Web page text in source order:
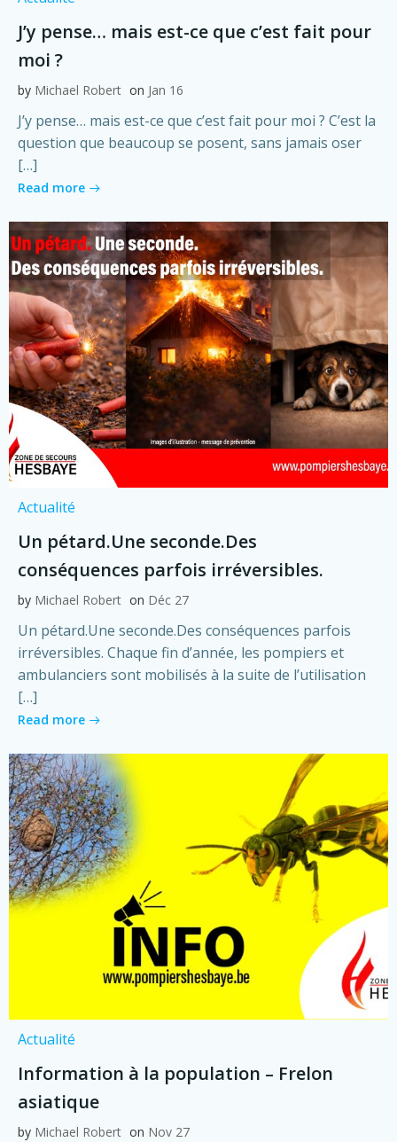
J’y pense… mais est-ce que c’est fait pour
moi ?
by Michael Robert on Jan 16
J’y pense… mais est-ce que c’est fait pour moi ? C’est la
question que beaucoup se posent, sans jamais oser
[…]
Read more
Actualité
Un pétard.Une seconde.Des
conséquences parfois irréversibles.
by Michael Robert on Déc 27
Un pétard.Une seconde.Des conséquences parfois
irréversibles. Chaque fin d’année, les pompiers et
ambulanciers sont mobilisés à la suite de l’utilisation
[…]
Read more
Actualité
Information à la population – Frelon
asiatique
by Michael Robert on Nov 27